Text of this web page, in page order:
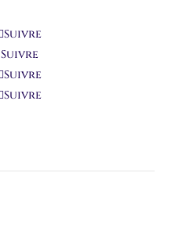
Suivre
Suivre
Suivre
Suivre